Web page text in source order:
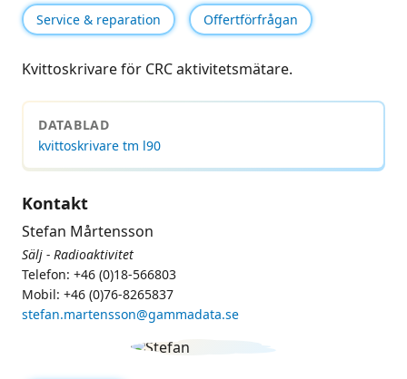
Service & reparation Offertförfrågan
Kvittoskrivare för CRC aktivitetsmätare.
DATABLAD
kvittoskrivare tm l90
Kontakt
Stefan Mårtensson
Sälj - Radioaktivitet
Telefon: +46 (0)18-566803
Mobil: +46 (0)76-8265837
stefan.martensson@gammadata.se